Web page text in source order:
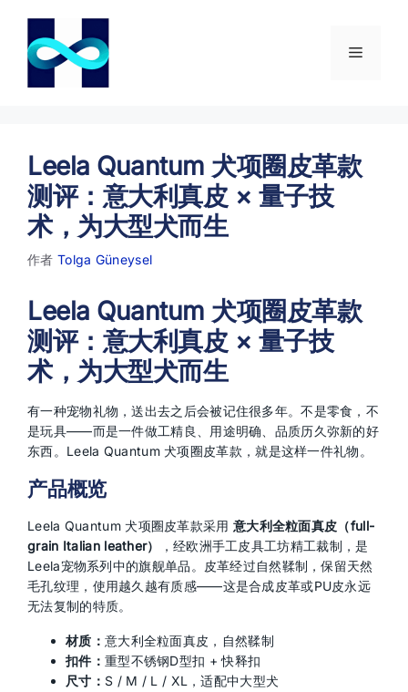
菜
Leela Quantum 犬项圈皮革款
测评：意大利真皮 × 量子技
术，为大型犬而生
作者 Tolga Güneysel
Leela Quantum 犬项圈皮革款
测评：意大利真皮 × 量子技
术，为大型犬而生
有一种宠物礼物，送出去之后会被记住很多年。不是零食，不
是玩具——而是一件做工精良、用途明确、品质历久弥新的好
东西。Leela Quantum 犬项圈皮革款，就是这样一件礼物。
产品概览
Leela Quantum 犬项圈皮革款采用 意大利全粒面真皮（full-
grain Italian leather）
，经欧洲手工皮具工坊精工裁制，是
Leela宠物系列中的旗舰单品。皮革经过自然鞣制，保留天然
毛孔纹理，使用越久越有质感——这是合成皮革或PU皮永远
无法复制的特质。
材质： 意大利全粒面真皮，自然鞣制
扣件： 重型不锈钢D型扣 + 快释扣
尺寸： S / M / L / XL，适配中大型犬